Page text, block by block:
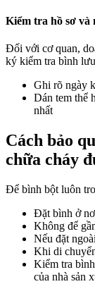
Kiểm tra hồ sơ và
Đối với cơ quan,
ký kiểm tra bình
Ghi rõ ngày
Dán tem thể
nhất
Cách bảo
chữa cháy
Để bình bột luôn
Đặt bình ở
Không để
Nếu đặt
Khi di
Kiểm tra
của nhà sản